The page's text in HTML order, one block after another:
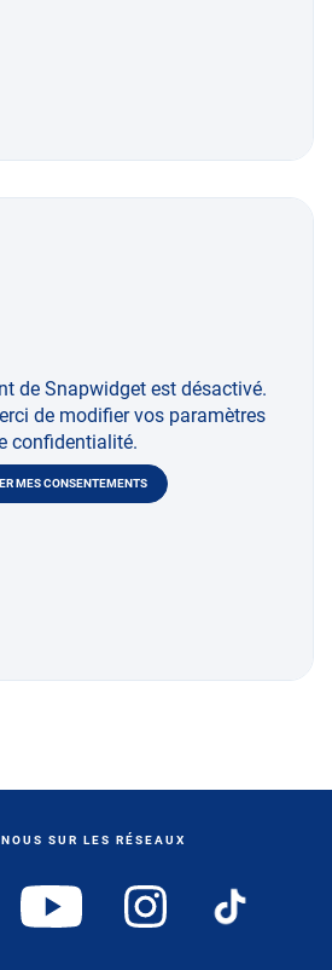
de Snapwidget est désactivé.
de modifier vos paramètres
confidentialité.
MES CONSENTEMENTS
SUR LES RÉSEAUX